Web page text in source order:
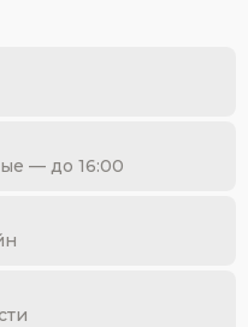
— до 16:00